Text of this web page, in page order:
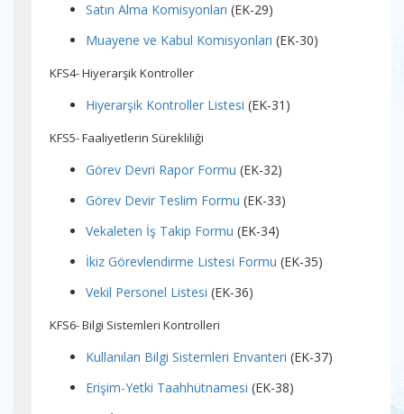
Satın Alma Komisyonları (EK-29)
Muayene ve Kabul Komisyonları (EK-30)
KFS4- Hiyerarşik Kontroller
Hiyerarşik Kontroller Listesi (EK-31)
KFS5- Faaliyetlerin Sürekliliği
Görev Devri Rapor Formu (EK-32)
Görev Devir Teslim Formu (EK-33)
Vekaleten İş Takip Formu (EK-34)
İkiz Görevlendirme Listesi Formu (EK-35)
Vekil Personel Listesi (EK-36)
KFS6- Bilgi Sistemleri Kontrolleri
Kullanılan Bilgi Sistemleri Envanteri (EK-37)
Erişim-Yetki Taahhütnamesi (EK-38)